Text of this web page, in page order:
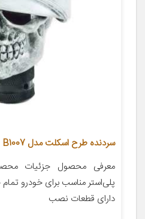
سردنده طرح اسکلت مدل B1007
معرفی محصول جزئیات
پلی‌استر مناسب برای خودرو
دارای قطعات نصب